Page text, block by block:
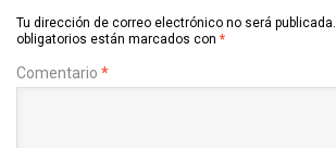
Tu dirección de correo electrónico no será publicada.
obligatorios están marcados con *
Comentario *